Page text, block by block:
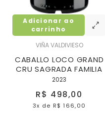
VIÑA VALDIVIESO
CABALLO LOCO GRAND
CRU SAGRADA FAMILIA
2023
R$ 498,00
3x de R$ 166,00
Adicionar ao
carrinho